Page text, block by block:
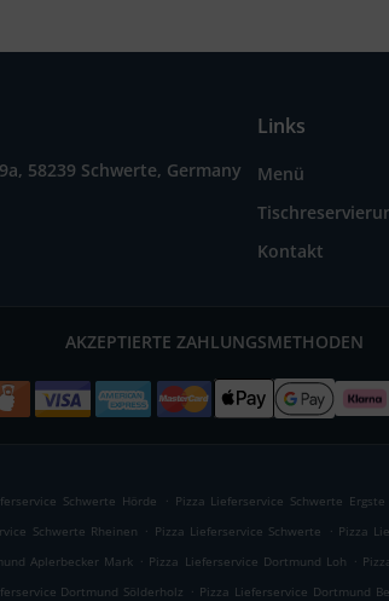
58239 Schwerte, Germany
Links
Menü
Kontakt
AKZEPTIERTE ZAHLUNGSMETHODEN
Schwerte Hörde . Pizza Lieferservice Schwerte Ergste
Schwerte Rheinen . Pizza Lieferservice Schwerte . Pizza
Aplerbecker Mark . Pizza Lieferservice Dortmund Loh .
Dortmund Sölderholz . Pizza Lieferservice Dortmund